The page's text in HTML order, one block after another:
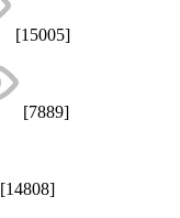
[15005]
[7889]
[14808]